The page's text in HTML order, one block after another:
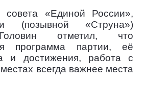
«Единой России»,
(позывной «Струна»)
отметил, что
программа партии, её
и достижения, работа с
всегда важнее места